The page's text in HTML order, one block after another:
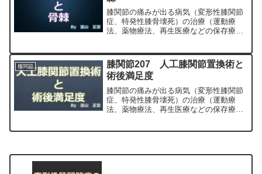
膝関節の痛みが出る病気（変形性膝関節
症、特発性膝骨壊死）の治療（運動療
法、薬物療法、再生医療などの保存療
専門医（人工関節手術を専門）の塗山正
宏が色々と説明します。
膝関節
膝関節207 人工膝関節置換術と
術後満足度
膝関節の痛みが出る病気（変形性膝関節
症、特発性膝骨壊死）の治療（運動療
法、薬物療法、再生医療などの保存療